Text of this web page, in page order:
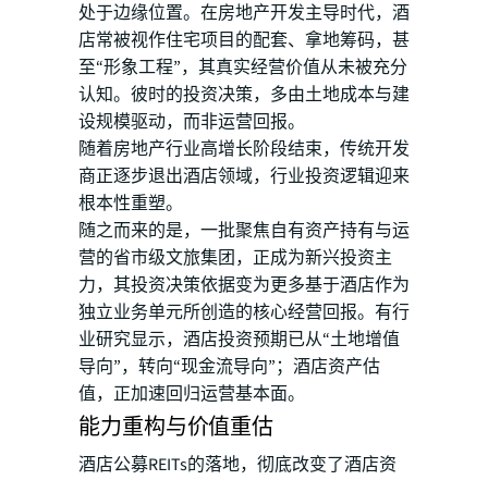
处于边缘位置。在房地产开发主导时代，酒
店常被视作住宅项目的配套、拿地筹码，甚
至“形象工程”，其真实经营价值从未被充分
认知。彼时的投资决策，多由土地成本与建
设规模驱动，而非运营回报。
随着房地产行业高增长阶段结束，传统开发
商正逐步退出酒店领域，行业投资逻辑迎来
根本性重塑。
随之而来的是，一批聚焦自有资产持有与运
营的省市级文旅集团，正成为新兴投资主
力，其投资决策依据变为更多基于酒店作为
独立业务单元所创造的核心经营回报。有行
业研究显示，酒店投资预期已从“土地增值
导向”，转向“现金流导向”；酒店资产估
值，正加速回归运营基本面。
能力重构与价值重估
酒店公募REITs的落地，彻底改变了酒店资